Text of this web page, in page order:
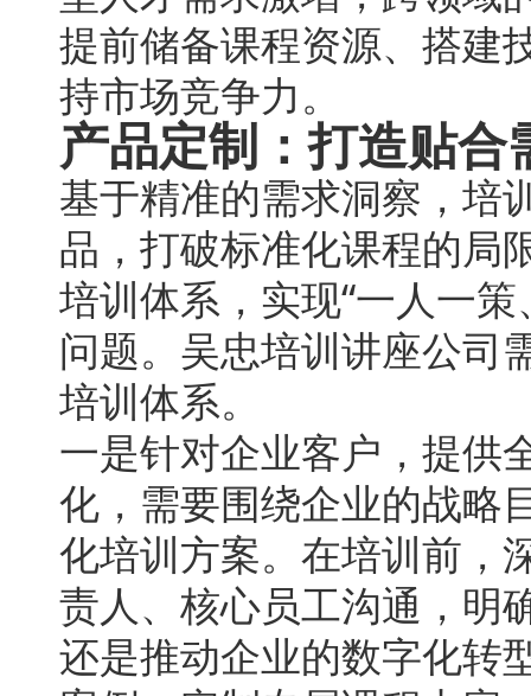
提前储备课程资源、搭建
持市场竞争力。
产品定制：打造贴
基于精准的需求洞察，培
品，打破标准化课程的局
培训体系，实现“一人一
问题。吴忠培训讲座公司
培训体系。
一是针对企业客户，提供
化，需要围绕企业的战略
化培训方案。在培训前，
责人、核心员工沟通，明
还是推动企业的数字化转